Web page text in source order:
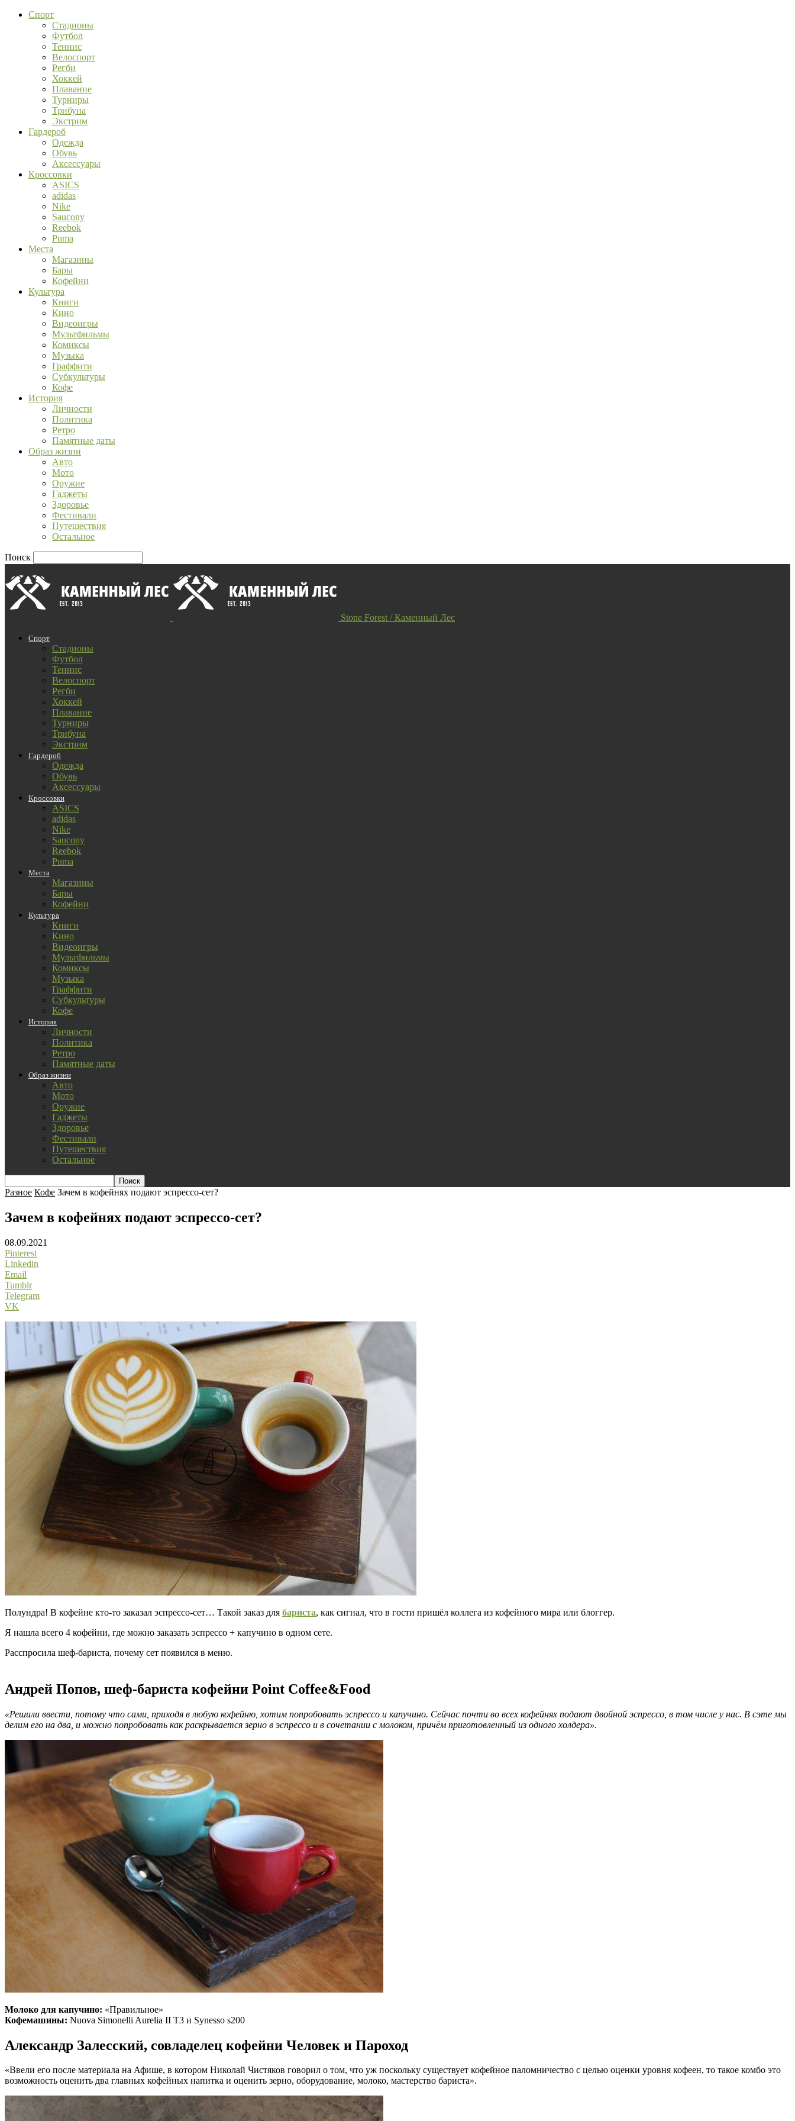
Спорт
Стадионы
Футбол
Теннис
Велоспорт
Регби
Хоккей
Плавание
Турниры
Трибуна
Экстрим
Гардероб
Одежда
Обувь
Аксессуары
Кроссовки
ASICS
adidas
Nike
Saucony
Reebok
Puma
Места
Магазины
Бары
Кофейни
Культура
Книги
Кино
Видеоигры
Мультфильмы
Комиксы
Музыка
Граффити
Субкультуры
Кофе
История
Личности
Политика
Ретро
Памятные даты
Образ жизни
Авто
Мото
Оружие
Гаджеты
Здоровье
Фестивали
Путешествия
Остальное
Поиск
Stone Forest / Каменный Лес
Спорт
Стадионы
Футбол
Теннис
Велоспорт
Регби
Хоккей
Плавание
Турниры
Трибуна
Экстрим
Гардероб
Одежда
Обувь
Аксессуары
Кроссовки
ASICS
adidas
Nike
Saucony
Reebok
Puma
Места
Магазины
Бары
Кофейни
Культура
Книги
Кино
Видеоигры
Мультфильмы
Комиксы
Музыка
Граффити
Субкультуры
Кофе
История
Личности
Политика
Ретро
Памятные даты
Образ жизни
Авто
Мото
Оружие
Гаджеты
Здоровье
Фестивали
Путешествия
Остальное
Разное Кофе Зачем в кофейнях подают эспрессо-сет?
Зачем в кофейнях подают эспрессо-сет?
08.09.2021
Pinterest
Linkedin
Email
Tumblr
Telegram
VK
Полундра! В кофейне кто-то заказал эспрессо-сет… Такой заказ для бариста, как сигнал, что в гости пришёл коллега из кофейного мира или блоггер.
Я нашла всего 4 кофейни, где можно заказать эспрессо + капучино в одном сете.
Расспросила шеф-бариста, почему сет появился в меню.
Андрей Попов, шеф-бариста кофейни Point Coffee&Food
«Решили ввести, потому что сами, приходя в любую кофейню, хотим попробовать эспрессо и капучино. Сейчас почти во всех кофейнях подают двойной эспрессо, в том числе у нас. В сэте мы
делим его на два, и можно попробовать как раскрывается зерно в эспрессо и в сочетании с молоком, причём приготовленный из одного холдера».
Молоко для капучино: «Правильное»
Кофемашины: Nuova Simonelli Aurelia II T3 и Synesso s200
Александр Залесский, совладелец кофейни Человек и Пароход
«Ввели его после материала на Афише, в котором Николай Чистяков говорил о том, что уж поскольку существует кофейное паломничество с целью оценки уровня кофеен, то такое комбо это
возможность оценить два главных кофейных напитка и оценить зерно, оборудование, молоко, мастерство бариста».